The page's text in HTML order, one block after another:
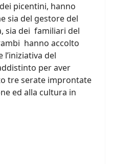
picentini, hanno
sia del gestore del
sia dei familiari del
hanno accolto
del
per aver
tre serate improntate
ed alla cultura in